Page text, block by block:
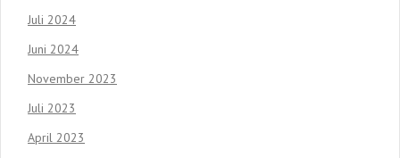
Juli 2024
Juni 2024
November 2023
Juli 2023
April 2023